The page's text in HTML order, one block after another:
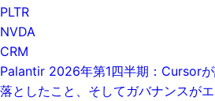
PLTR
NVDA
CRM
Palantir 2026年第1四半期：Cursor
落としたこと、そしてガバナンスが